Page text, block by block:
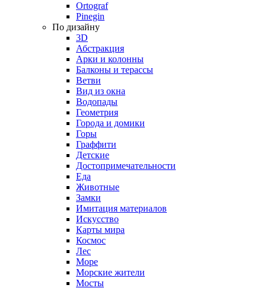
Ortograf
Pinegin
По дизайну
3D
Абстракция
Арки и колонны
Балконы и терассы
Ветви
Вид из окна
Водопады
Геометрия
Города и домики
Горы
Граффити
Детские
Достопримечательности
Еда
Животные
Замки
Имитация материалов
Искусство
Карты мира
Космос
Лес
Море
Морские жители
Мосты